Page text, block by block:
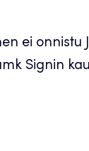
ei onnistu
Signin